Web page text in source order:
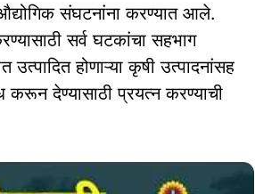
औद्योगिक संघटनांना करण्यात आले.
सर्व घटकांचा सहभाग
होणाऱ्या कृषी उत्पादनांसह
करून देण्यासाठी प्रयत्न करण्याची